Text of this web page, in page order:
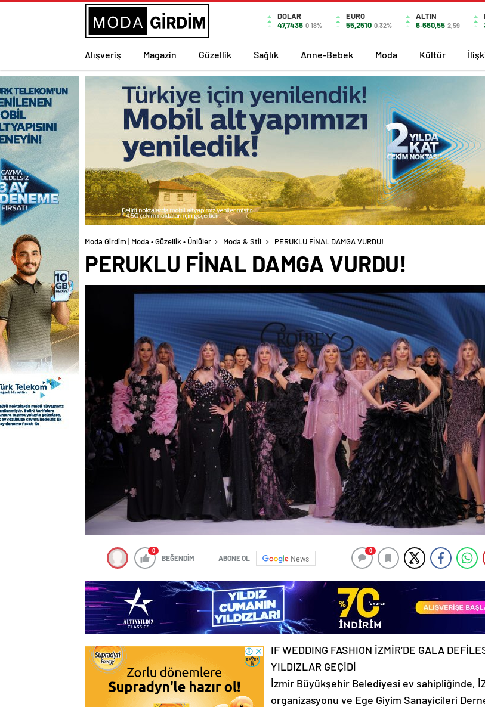
DOLAR
47,7436 0.18%
EURO
55,2510 0.32%
ALTIN
6.660,55 2,59
Alışveriş Magazin Güzellik Sağlık Anne-Bebek Moda Kültür
Moda Girdim | Moda • Güzellik • Ünlüler Moda & Stil PERUKLU FİNAL DAMGA VURDU!
PERUKLU FİNAL DAMGA VURDU!
0
BEĞENDİM ABONE OL News
0
IF WEDDING FASHION İZMİR’DE GALA
YILDIZLAR GEÇİDİ
İzmir Büyükşehir Belediyesi ev sahipliğinde,
organizasyonu ve Ege Giyim Sanayicileri